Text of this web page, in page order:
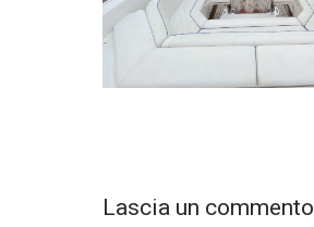
Lascia un commento